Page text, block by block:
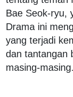
Bae Seok-ryu,
Drama ini
yang terjadi
dan tantangan
masing-masing.